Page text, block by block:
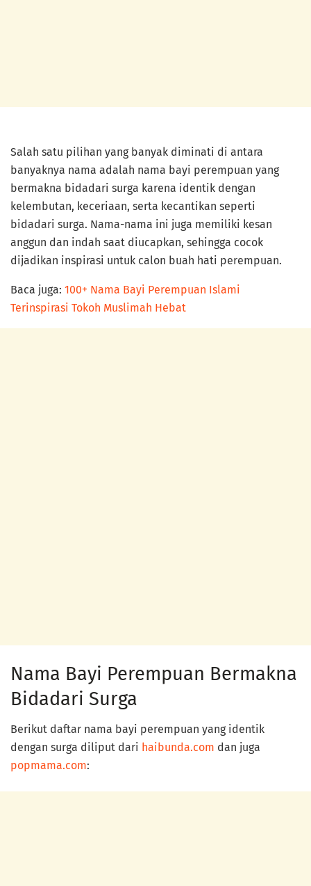
Salah satu pilihan yang banyak diminati di antara
banyaknya nama adalah nama bayi perempuan yang
bermakna bidadari surga karena identik dengan
kelembutan, keceriaan, serta kecantikan seperti
bidadari surga. Nama-nama ini juga memiliki kesan
anggun dan indah saat diucapkan, sehingga cocok
dijadikan inspirasi untuk calon buah hati perempuan.
Baca juga: 100+ Nama Bayi Perempuan Islami
Terinspirasi Tokoh Muslimah Hebat
Nama Bayi Perempuan Bermakna
Bidadari Surga
Berikut daftar nama bayi perempuan yang identik
dengan surga diliput dari haibunda.com dan juga
popmama.com: